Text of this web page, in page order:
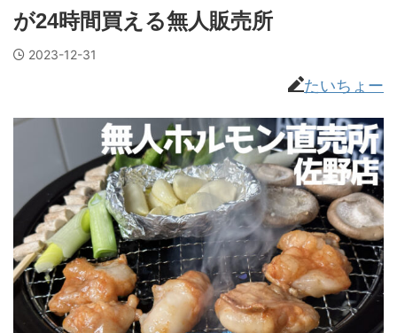
が24時間買える無人販売所
2023-12-31
たいちょー